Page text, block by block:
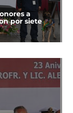
a
por siete